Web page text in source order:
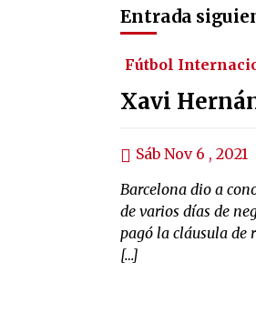
Entrada
Fútbol
Xavi
Sáb Nov 6 , 2021
Barcelona dio a
de varios días de
pagó la cláusula de
[…]